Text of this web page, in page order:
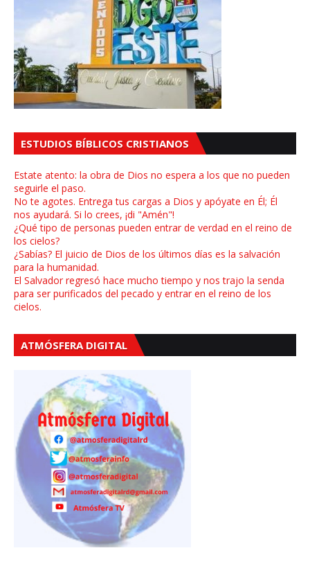
ESTUDIOS BÍBLICOS CRISTIANOS
Estate atento: la obra de Dios no espera a los que no pueden
seguirle el paso.
No te agotes. Entrega tus cargas a Dios y apóyate en Él; Él
nos ayudará. Si lo crees, ¡di "Amén"!
¿Qué tipo de personas pueden entrar de verdad en el reino de
los cielos?
¿Sabías? El juicio de Dios de los últimos días es la salvación
para la humanidad.
El Salvador regresó hace mucho tiempo y nos trajo la senda
para ser purificados del pecado y entrar en el reino de los
cielos.
ATMÓSFERA DIGITAL